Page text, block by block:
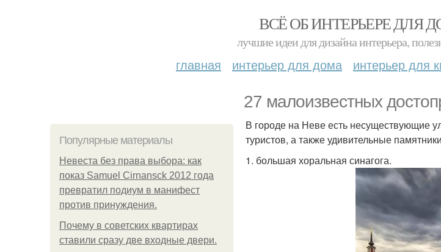
ВСЁ ОБ ИНТЕРЬЕРЕ ДЛЯ
лучшие идеи для дизайна интерьера,
главная интерьер для дома интерьер для
27 малоизвестных
Популярные материалы
Невеста без права выбора: как
показ Samuel Cirnansck 2012 года
превратил подиум в манифест
против принуждения.
Почему в советских квартирах
ставили сразу две входные двери.
В городе на Неве есть несуществующие
туристов, а также удивительные
1. большая хоральная синагога.